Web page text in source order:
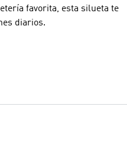
favorita, esta silueta te
diarios.